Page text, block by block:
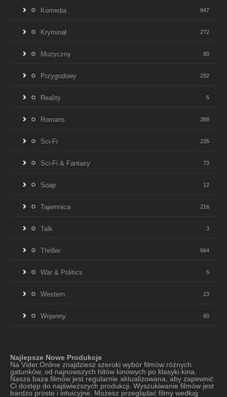
Komedia 947
Kryminał 272
Muzyczny 80
Przygodowy 292
Reality 5
Romans 388
Sci-Fi 235
Sci-Fi & Fantasy 73
Soap 12
Tajemnica 216
Talk 3
Thriller 664
War & Politics 5
Western 23
Wojenny 60
Najlepsze Nowe Produkcje
Na Vider.Online znajdziesz szeroki wybór filmów różnych
gatunków, od najnowszych hitów kinowych po klasyki kina.
Nasza baza filmów jest regularnie aktualizowana, aby zapewnić
Ci dostęp do najświeższych produkcji. Wyszukiwanie filmów jest
bardzo proste i intuicyjne. Możesz przeglądać filmy według